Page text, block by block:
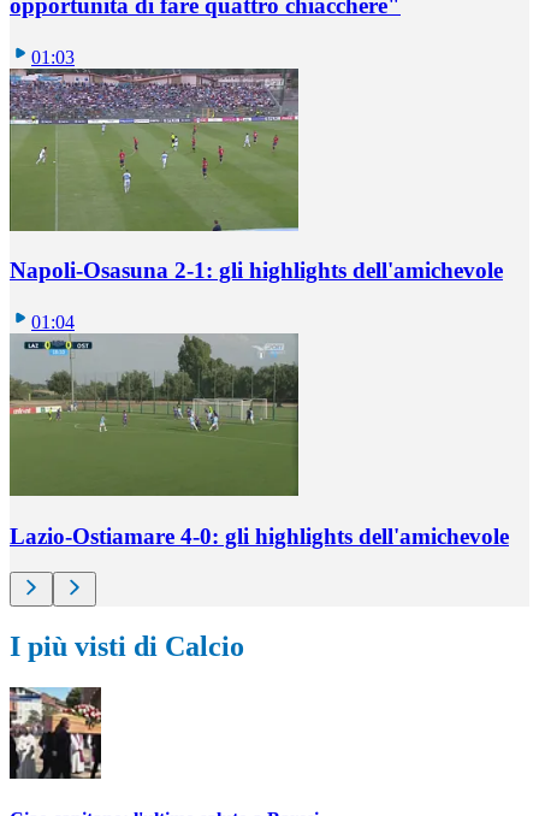
opportunità di fare quattro chiacchere"
01:03
Napoli-Osasuna 2-1: gli highlights dell'amichevole
01:04
Lazio-Ostiamare 4-0: gli highlights dell'amichevole
I più visti di Calcio